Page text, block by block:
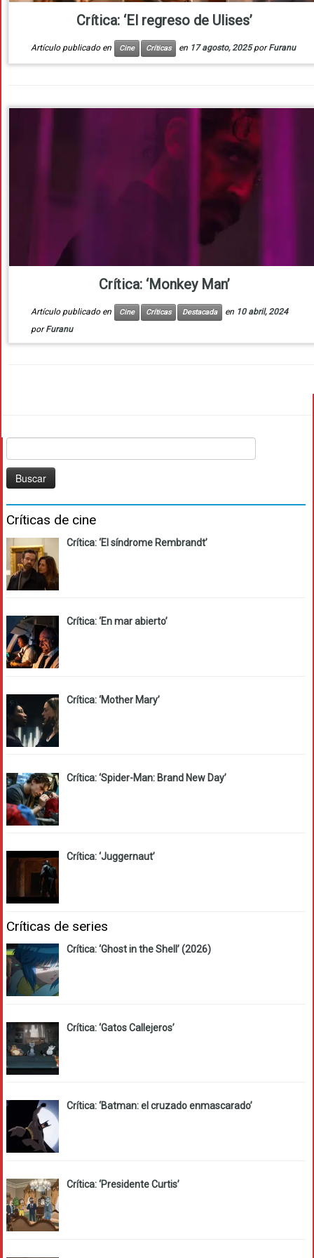
Crítica: ‘El regreso de Ulises’
Artículo publicado en Cine Críticas en 17 agosto, 2025 porFuranu
Crítica: ‘Monkey Man’
Artículo publicado en Cine Críticas Destacada en 10 abril, 2024
porFuranu
Críticas de cine
Crítica: ‘El síndrome Rembrandt’
Crítica: ‘En mar abierto’
Crítica: ‘Mother Mary’
Crítica: ‘Spider-Man: Brand New Day’
Crítica: ‘Juggernaut’
Críticas de series
Crítica: ‘Ghost in the Shell’ (2026)
Crítica: ‘Gatos Callejeros’
Crítica: ‘Batman: el cruzado enmascarado’
Crítica: ‘Presidente Curtis’